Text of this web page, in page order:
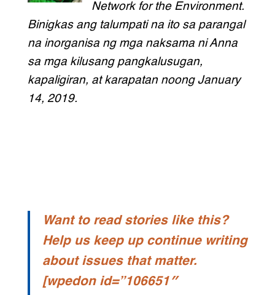
Network for the Environment.
Binigkas ang talumpati na ito sa parangal
na inorganisa ng mga naksama ni Anna
sa mga kilusang pangkalusugan,
kapaligiran, at karapatan noong January
14, 2019.
Want to read stories like this?
Help us keep up continue writing
about issues that matter.
[wpedon id=”106651″